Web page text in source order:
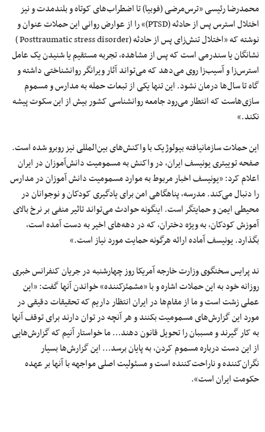
محمدرضا رئیسی «ترس‌مرضی (فوبیا) تا اضطراب‌های کوتاه و بلندمدت و نیز
اختلال استرس پس از حادثه (PTSD)» را از عوارض روانی این حملات عنوان و
نوشته که «اختلال تنش‌زای پس از حادثه (Posttraumatic stress disorder )
نشانگان یا سندرمی است که پس از مشاهده، تجربه مستقیم یا شنیدن یک عامل
استرس‌زا و آسیب‌زا روی می‌دهد که می‌تواند آثار ویرانگر روانشناختی داشته و
گاه تا سال‌ها درمان نشود. این تنها یکی از تبعات حمله به مدارس و مسموم
سازی‌هاست که انتطار می‌رود جامعه روانشناسی کشور بیش از این سکوت پیشه
نکند.»
این حملات سازمانیافته بیولوژیک با واکنش‌های بین‌المللی نیز روبرو شده است.
صفحه توییتری یونیسف ایران، در واکنش به مسمومیت دانش‌آموزان در ایران
اعلام کرد: «یونیسف اخبار مربوط به موارد مسمومیت دانش آموزان در مدارس
را دنبال می‌کند. مدرسه، پناهگاهی امن برای یادگیری کودکان و نوجوانان در
محیطی ایمن و حمایتگر است. اینگونه حوادث می‌تواند تاثیر منفی بر نرخ بالای
آموزش کودکان، به ویژه دختران، که در دهه‌های اخیر به دست آمده است،
بگذارد. یونیسف آماده ارائه هرگونه حمایت مورد نیاز است.»
ند پرایس سخنگوی وزارت خارجه آمریکا روز چهارشنبه در جریان کنفرانس خبری
روزانه خود به این حملات اشاره و با «مشمئزکننده» خواندن آنها گفت: «این
عملی زشت است و ما از مقام‌ها در ایران انتظار داریم که تحقیقات دقیقی در
مورد این گزارش‌های مسمومیت‌ بکنند و هر آنچه در توان دارند برای توقف آنها
به کار گیرند و مسببان را تحویل قانون دهند… ما خواستار آنیم که گزارش‌هایی
از این دست درباره مسموم کردن، به پایان برسد… این گزارش‌ها بسیار
نگران‌کننده و ناراحت‌کننده است و مسئولیت اصلی مواجهه با آنها بر عهده
حکومت ایران است».